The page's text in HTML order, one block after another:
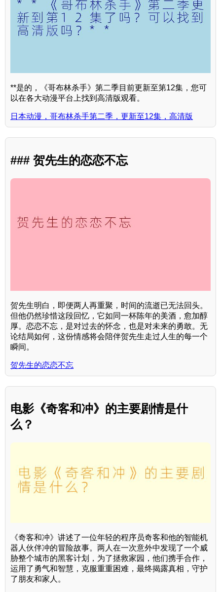
**是的，《哥布林杀手》第二季目前更新至第12集，您可
以在各大动漫平台上找到高清版观看。
日本动漫，哥布林杀手第二季，更新至12集，高清版
### 贺先生的恋恋不忘
贺先生明白，即便两人再重聚，时间的流逝已无法回头。
但他仍然珍惜这段回忆，它如同一杯陈年的美酒，愈加醇
厚。恋恋不忘，是对过去的怀念，也是对未来的勇敢。无
论结局如何，这份情感将会陪伴贺先生走过人生的每一个
瞬间。
贺先生的恋恋不忘
电影《奇客和冲》的主要剧情是什
么？
《奇客和冲》讲述了一位年轻的程序员奇客和他的智能机
器人伙伴冲的冒险故事。两人在一次意外中发现了一个威
胁整个城市的黑客计划，为了拯救家园，他们携手合作，
运用了勇气和智慧，克服重重困难，最终揭露真相，守护
了朋友和家人。